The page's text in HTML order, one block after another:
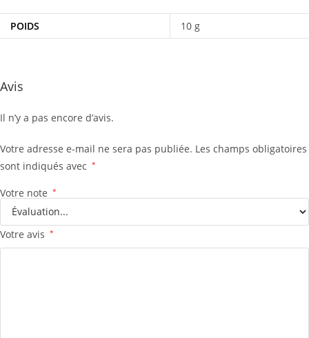
POIDS 10 g
Avis
Il n’y a pas encore d’avis.
Votre adresse e-mail ne sera pas publiée. Les champs obligatoires
sont indiqués avec *
Votre note *
Votre avis *